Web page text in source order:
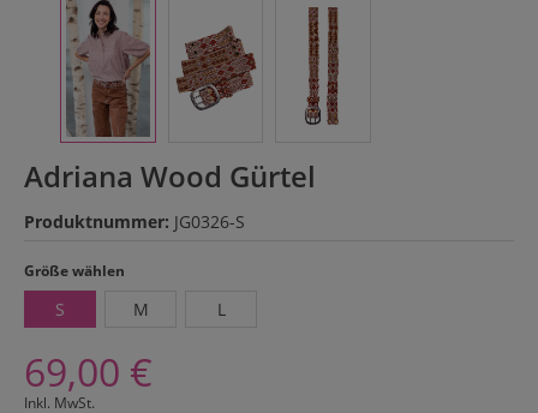
Adriana Wood Gürtel
Produktnummer: JG0326-S
Größe wählen
S
M L
69,00 €
Inkl. MwSt.